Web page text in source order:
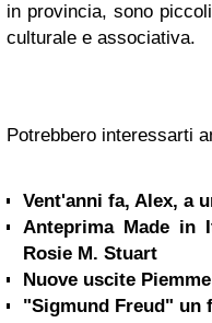
in provincia, sono
culturale e associativa.
Potrebbero interessarti
Vent'anni fa, Alex, a
Anteprima Made in
Rosie M. Stuart
Nuove uscite Piemme
"Sigmund Freud" un